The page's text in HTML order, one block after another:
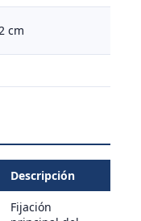
cm
Descripción
Fijación